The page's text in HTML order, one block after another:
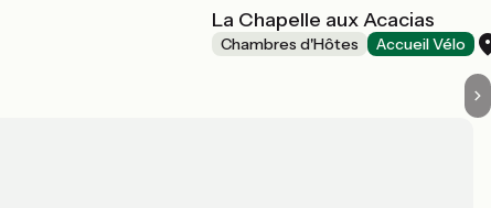
La Chapelle aux Acacias
Chambres d'Hôtes Accueil Vélo